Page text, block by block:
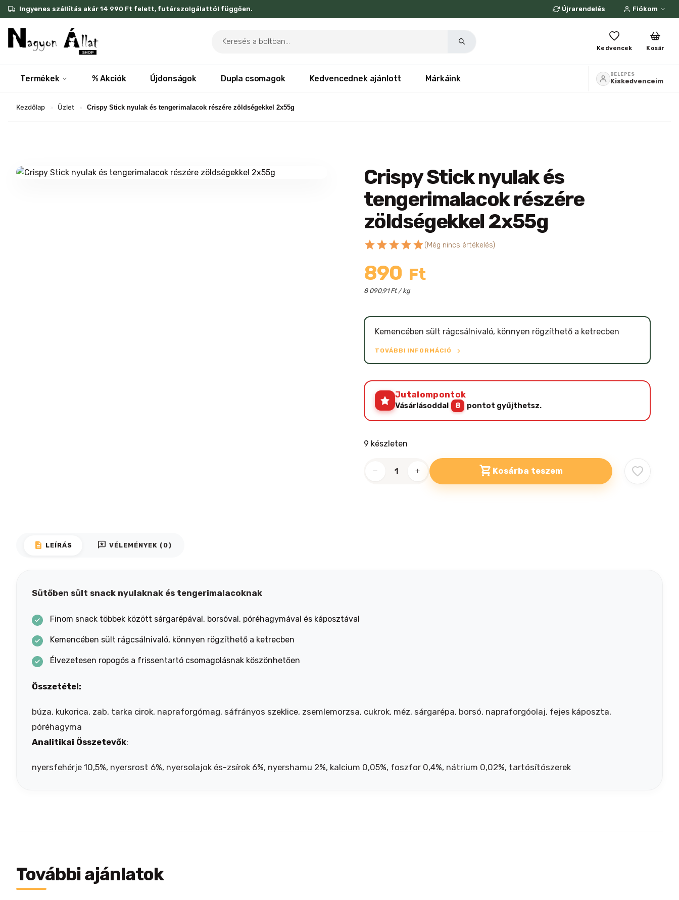
Skip
to
content
Ingyenes szállítás akár 14 990 Ft felett, futárszolgálattól függően. Újrarendelés Fiókom
search
Kedvencek Kosár
Termékek % Akciók Újdonságok Dupla csomagok Kedvencednek ajánlott Márkáink BELÉPÉS
Kiskedvenceim
Kezdőlap Üzlet Crispy Stick nyulak és tengerimalacok részére zöldségekkel 2x55g
Crispy Stick nyulak és
tengerimalacok részére
zöldségekkel 2x55g
starstarstarstarstar(Még nincs értékelés)
890 Ft
8 090,91 Ft / kg
Kemencében sült rágcsálnivaló, könnyen rögzíthető a ketrecben
TOVÁBBI INFORMÁCIÓ
Jutalompontok
Vásárlásoddal 8 pontot gyűjthetsz.
9 készleten
Kosárba teszem
description LEÍRÁS reviews VÉLEMÉNYEK (0)
Sütőben sült snack nyulaknak és tengerimalacoknak
Finom snack többek között sárgarépával, borsóval, póréhagymával és káposztával
Kemencében sült rágcsálnivaló, könnyen rögzíthető a ketrecben
Élvezetesen ropogós a frissentartó csomagolásnak köszönhetően
Összetétel:
búza, kukorica, zab, tarka cirok, napraforgómag, sáfrányos szeklice, zsemlemorzsa, cukrok, méz, sárgarépa, borsó, napraforgóolaj, fejes káposzta,
póréhagyma
Analitikai Összetevők:
nyersfehérje 10,5%, nyersrost 6%, nyersolajok és-zsírok 6%, nyershamu 2%, kalcium 0,05%, foszfor 0,4%, nátrium 0,02%, tartósítószerek
További ajánlatok